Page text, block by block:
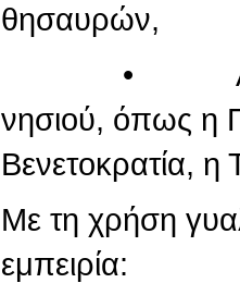
θησαυρών,
•
νησιού, όπως η
Βενετοκρατία, η
Με τη χρήση
εμπειρία: